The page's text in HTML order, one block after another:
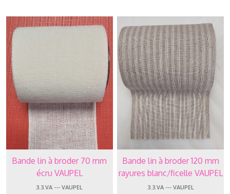
Bande lin à broder 70 mm
écru VAUPEL
3.3.VA --- VAUPEL
Bande lin à broder 120 mm
rayures blanc/ficelle VAUPEL
3.3.VA --- VAUPEL
Vaupel
(16)
3.3.ZW
-
-
Zweigart
(3)
3.3.AU
-
-
-
Autres
(10)